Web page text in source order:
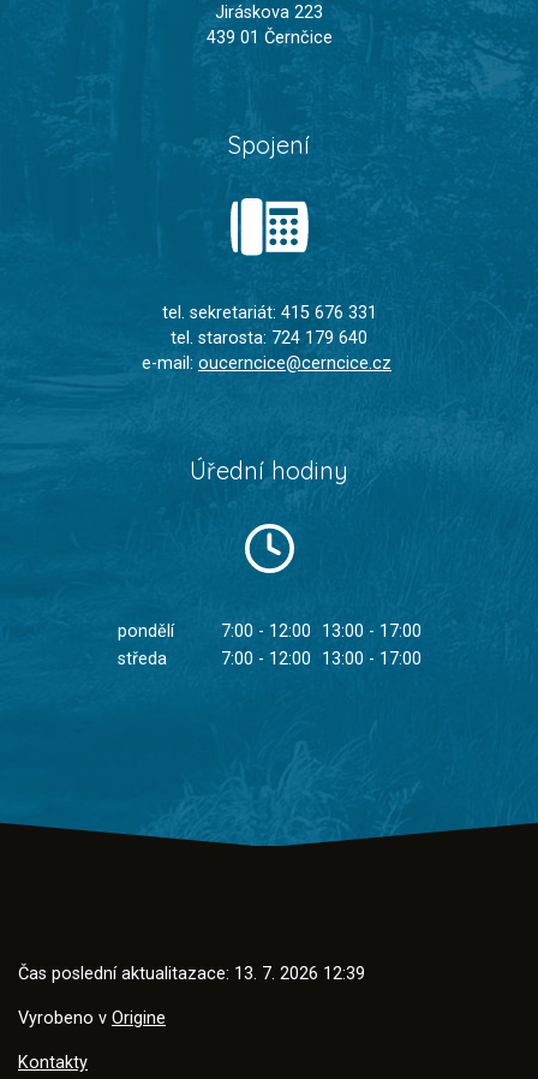
Jiráskova 223
439 01 Černčice
Spojení
tel. sekretariát: 415 676 331
tel. starosta: 724 179 640
e-mail: oucerncice@cerncice.cz
Úřední hodiny
pondělí 7:00 - 12:00
13:00 - 17:00
středa
7:00 - 12:00 13:00 - 17:00
Čas poslední aktualitazace: 13. 7. 2026 12:39
Vyrobeno v Origine
Kontakty